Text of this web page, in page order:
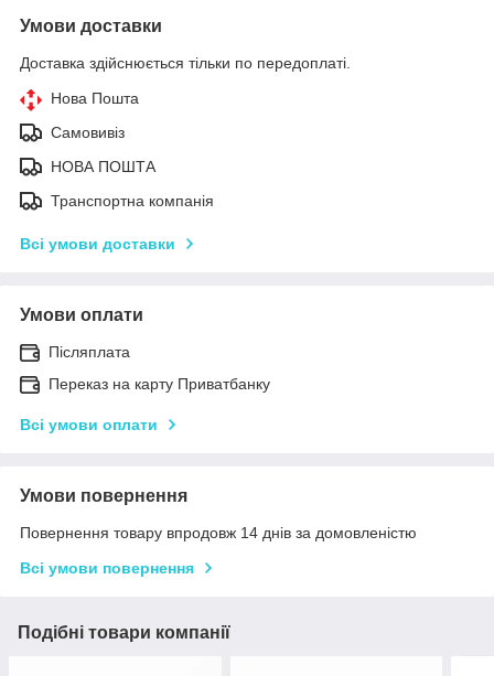
Умови доставки
Доставка здійснюється тільки по передоплаті.
Нова Пошта
Самовивіз
НОВА ПОШТА
Транспортна компанія
Всі умови доставки
Умови оплати
Післяплата
Переказ на карту Приватбанку
Всі умови оплати
Умови повернення
Повернення товару впродовж 14 днів за домовленістю
Всі умови повернення
Подібні товари компанії